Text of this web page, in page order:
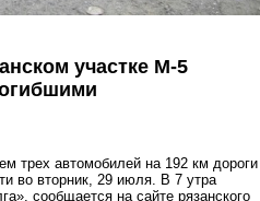
участке М-5
трех автомобилей на 192 км дороги
во вторник, 29 июля. В 7 утра
сообщается на сайте рязанского